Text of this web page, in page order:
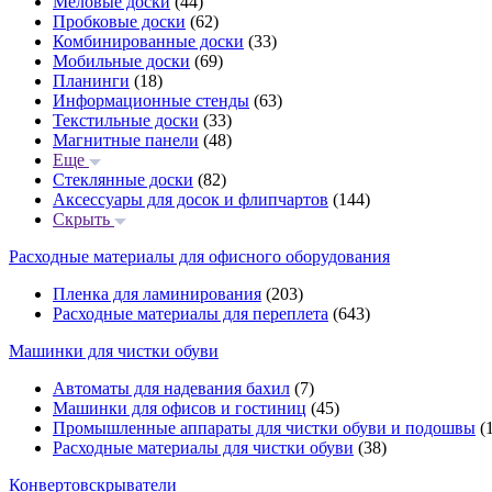
Пробковые доски (62)
Комбинированные доски (33)
Мобильные доски (69)
Планинги (18)
Информационные стенды (63)
Текстильные доски (33)
Магнитные панели (48)
Еще
Стеклянные доски (82)
Аксессуары для досок и флипчартов (144)
Скрыть
Расходные материалы для офисного оборудования
Пленка для ламинирования (203)
Расходные материалы для переплета (643)
Машинки для чистки обуви
Автоматы для надевания бахил (7)
Машинки для офисов и гостиниц (45)
Промышленные аппараты для чистки обуви и подошвы
Расходные материалы для чистки обуви (38)
Конвертовскрыватели